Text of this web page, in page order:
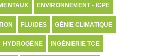
ENVIRONNEMENT - ICPE
FLUIDES GÉNIE CLIMATIQUE
HYDROGÈNE INGÉNIERIE TCE